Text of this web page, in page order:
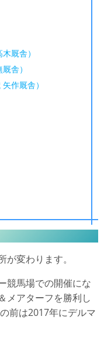
厩舎）
舎）
作厩舎）
変わります。
競馬場での開催にな
メアターフを勝利し
前は2017年にデルマ